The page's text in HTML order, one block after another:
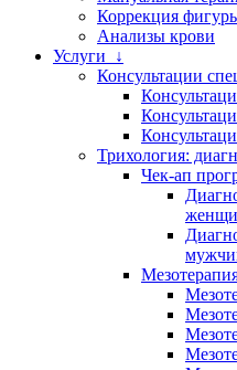
Коррекция
Анализы крови
Услуги ↓
Консультации
Трихология:
Чек-ап